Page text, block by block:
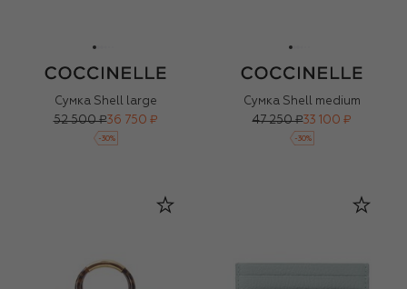
Сумка Shell large
52 500 ₽36 750 ₽
-30%
Сумка Shell medium
47 250 ₽33 100 ₽
-30%